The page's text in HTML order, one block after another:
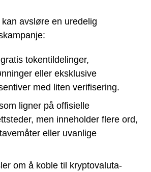
avsløre en uredelig
tokentildelinger,
eller eksklusive
med liten verifisering.
ligner på offisielle
men inneholder flere ord,
eller uvanlige
om å koble til kryptovaluta-